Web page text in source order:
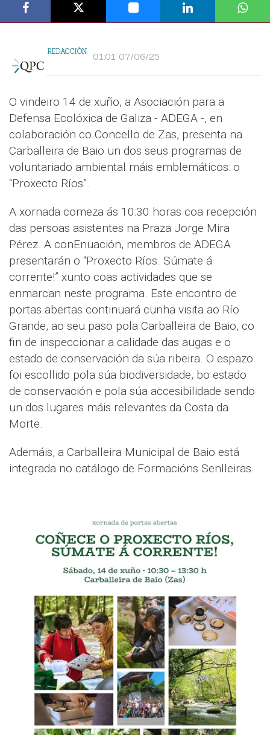
REDACCIÓN 01:01 07/06/25
O vindeiro 14 de xuño, a Asociación para a
Defensa Ecolóxica de Galiza - ADEGA -, en
colaboración co Concello de Zas, presenta na
Carballeira de Baio un dos seus programas de
voluntariado ambiental máis emblemáticos: o
“Proxecto Ríos”.
A xornada comeza ás 10:30 horas coa recepción
das persoas asistentes na Praza Jorge Mira
Pérez. A conEnuación, membros de ADEGA
presentarán o “Proxecto Ríos. Súmate á
corrente!” xunto coas actividades que se
enmarcan neste programa. Este encontro de
portas abertas continuará cunha visita ao Río
Grande, ao seu paso pola Carballeira de Baio, co
fin de inspeccionar a calidade das augas e o
estado de conservación da súa ribeira. O espazo
foi escollido pola súa biodiversidade, bo estado
de conservación e pola súa accesibilidade sendo
un dos lugares máis relevantes da Costa da
Morte.
Ademáis, a Carballeira Municipal de Baio está
integrada no catálogo de Formacións Senlleiras.